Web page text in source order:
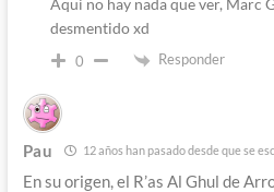
Aqui no hay nada que ver, Marc
desmentido xd
0 Responder
Pau 12 años han pasado desde que se
En su origen, el R’as Al Ghul de